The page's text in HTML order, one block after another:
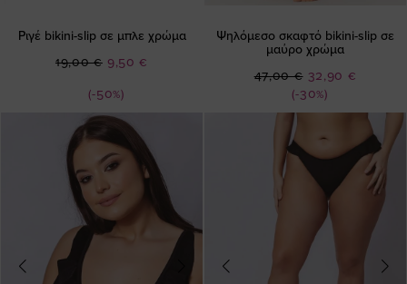
Ριγέ bikini-slip σε μπλε χρώμα
(-50%)
Ειδική
9,50 €
19,00 €
Ψηλόμεσο σκαφτό bikini-slip σε
μαύρο χρώμα
(-30%)
Ειδική
Τιμή
32,90 €
47,00 €